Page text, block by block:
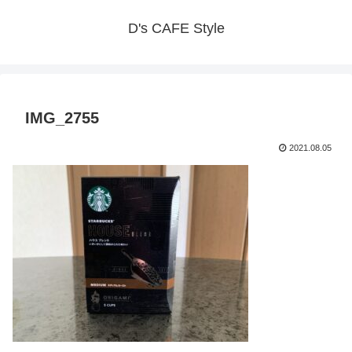
D's CAFE Style
IMG_2755
2021.08.05